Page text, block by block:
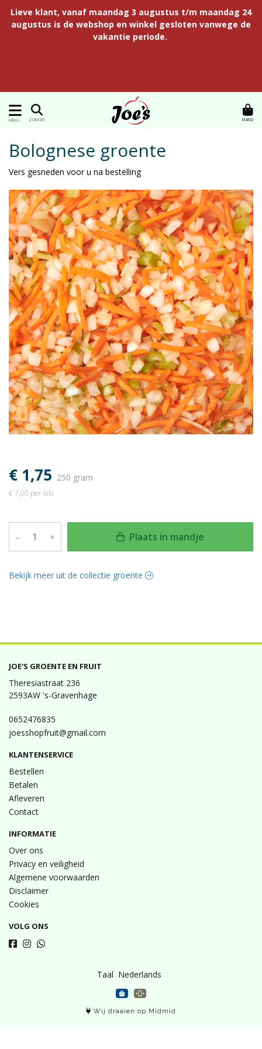
Lieve klant, vanaf maandag 3 augustus t/m maandag 24
augustus is de webshop en winkel gesloten vanwege de
vakantie periode.
MENU ZOEKEN MAND
Bolognese groente
Vers gesneden voor u na bestelling
€ 1,75 250 gram
€ 7,00 per kilo
– + Plaats in mandje
Bekijk meer uit de collectie groente
JOE'S GROENTE EN FRUIT
Theresiastraat 236
2593AW 's-Gravenhage
0652476835
joesshopfruit@gmail.com
KLANTENSERVICE
Bestellen
Betalen
Afleveren
Contact
INFORMATIE
Over ons
Privacy en veiligheid
Algemene voorwaarden
Disclaimer
Cookies
VOLG ONS
Taal
Wij draaien op Midmid